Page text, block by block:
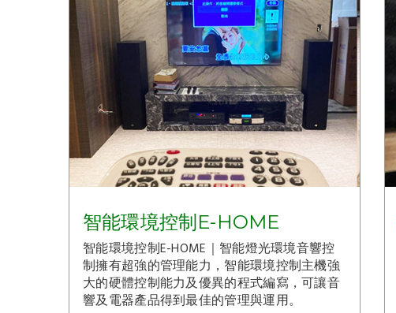
智能環境控制E-HOME
智能環境控制E-HOME｜智能燈光環境音響控
制擁有超強的管理能力，智能環境控制主機強
大的硬體控制能力及優異的程式編寫，可讓音
響及電器產品得到最佳的管理與運用。